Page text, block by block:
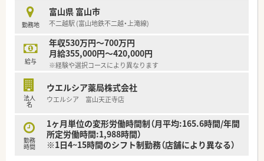
■育児休暇は3歳まで取得が可能で、時短制度は小学5年生まで
時短勤務ができるよう変更予定です。
■年間休日が120日とワークライフバランスが整っています
■日用品から常備薬まで、従業員割引制度など嬉しいメリットも
たくさんあります！
勤務地
富山県 富山市
不二越駅 (富山地鉄不二越・上滝線)
給与
年収530万円～700万円
月給355,000円～420,000円
※経験や選択コースにより異なります
法人
名
ウエルシア薬局株式会社
ウエルシア 富山天正寺店
勤務
時間
1ヶ月単位の変形労働時間制（月平均:165.6時間/年間
所定労働時間:1,988時間）
※1日4~15時間のシフト制勤務（店舗により異なる）